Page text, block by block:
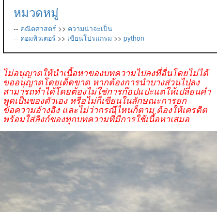
หมวดหมู่
-- คณิตศาสตร์ >> ความน่าจะเป็น
-- คอมพิวเตอร์ >> เขียนโปรแกรม >> python
ไม่อนุญาตให้นำเนื้อหาของบทความไปลงที่อื่นโดยไม่ได้
ขออนุญาตโดยเด็ดขาด หากต้องการนำบางส่วนไปลง
สามารถทำได้โดยต้องไม่ใช่การก๊อปแปะแต่ให้เปลี่ยนคำ
พูดเป็นของตัวเอง หรือไม่ก็เขียนในลักษณะการยก
ข้อความอ้างอิง และไม่ว่ากรณีไหนก็ตาม ต้องให้เครดิต
พร้อมใส่ลิงก์ของทุกบทความที่มีการใช้เนื้อหาเสมอ